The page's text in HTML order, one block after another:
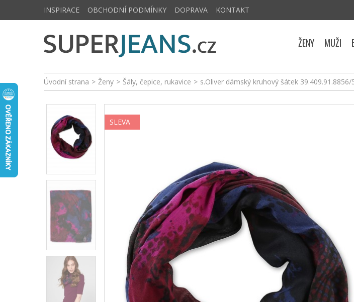
Úvodní strana > Ženy > Šály, čepice, rukavice > s.Oliver dámský kruhový šátek 39.409.91.8856/
SLEVA
INSPIRACE OBCHODNÍ PODMÍNKY DOPRAVA KONTAKT
ŽENY MUŽI